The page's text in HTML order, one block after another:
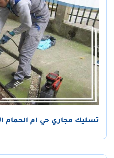
تسليك مجاري حي ام الحمام